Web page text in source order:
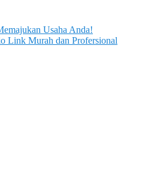
Usaha Anda!
Link Murah dan Profersional